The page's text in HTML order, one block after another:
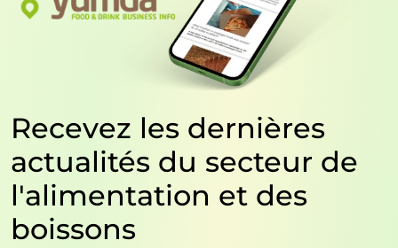
Recevez les dernières
actualités du secteur de
l'alimentation et des
boissons